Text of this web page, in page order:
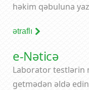
həkim qəbuluna
ətraflı
e-Nəticə
Laborator testlərin
getmədən əldə edin